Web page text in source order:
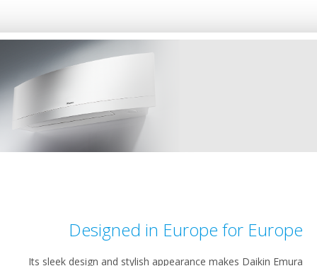
Designed in Europe for
Its sleek design and stylish appearance makes